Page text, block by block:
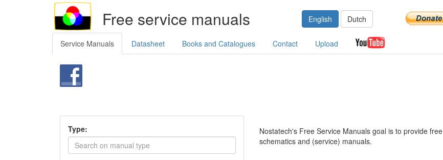
Free service manuals English Dutch
Service Manuals Datasheet Books and Catalogues Contact Upload
Type:
Nostatech's Free Service Manuals goal is to provide free
schematics and (service) manuals.